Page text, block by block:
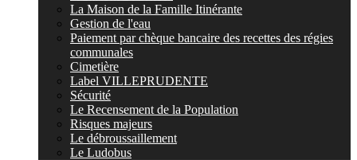
La Maison de la Famille Itinérante
Gestion de l'eau
Paiement par chèque bancaire des recettes des régies
communales
Cimetière
Label VILLEPRUDENTE
Sécurité
Le Recensement de la Population
Risques majeurs
Le débroussaillement
Le Ludobus